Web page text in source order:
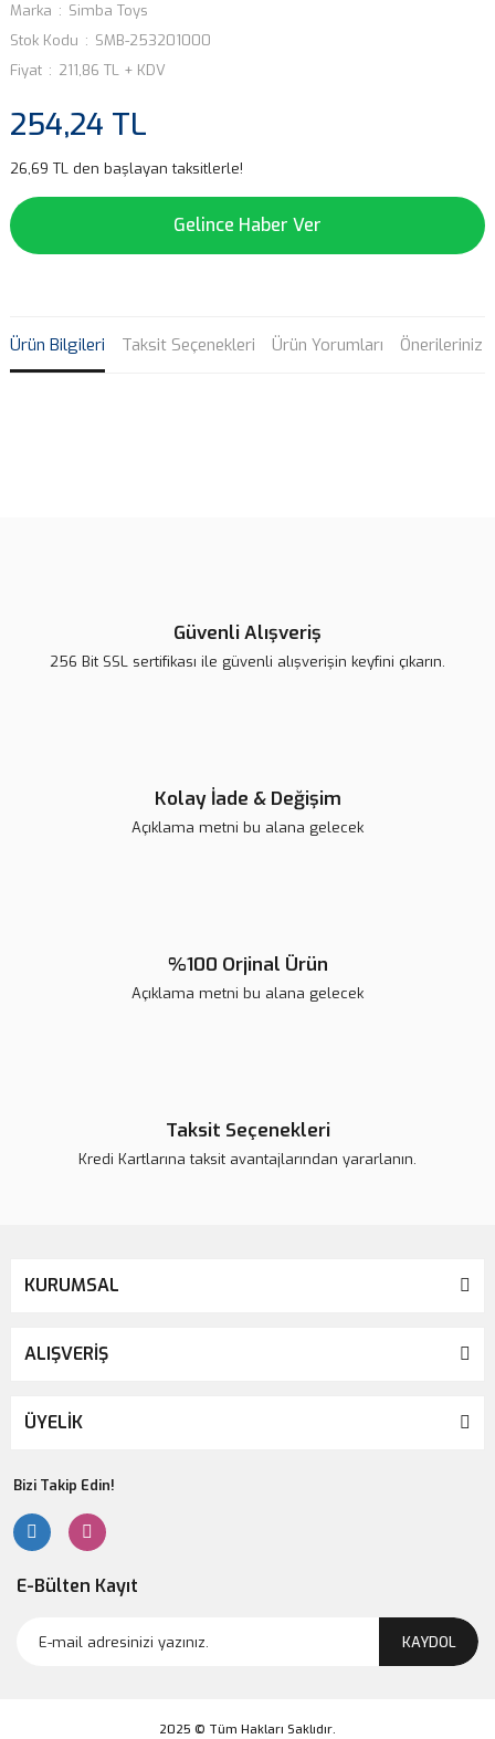
Marka
Simba Toys
Stok Kodu
SMB-253201000
Fiyat
211,86 TL + KDV
254,24 TL
26,69 TL den başlayan taksitlerle!
Gelince Haber Ver
Ürün Bilgileri Taksit Seçenekleri Ürün Yorumları Önerileriniz
Güvenli Alışveriş
256 Bit SSL sertifikası ile güvenli alışverişin keyfini çıkarın.
Kolay İade & Değişim
Açıklama metni bu alana gelecek
%100 Orjinal Ürün
Açıklama metni bu alana gelecek
Taksit Seçenekleri
Kredi Kartlarına taksit avantajlarından yararlanın.
KURUMSAL
ALIŞVERİŞ
ÜYELİK
Bizi Takip Edin!
E-Bülten Kayıt
KAYDOL
2025 © Tüm Hakları Saklıdır.